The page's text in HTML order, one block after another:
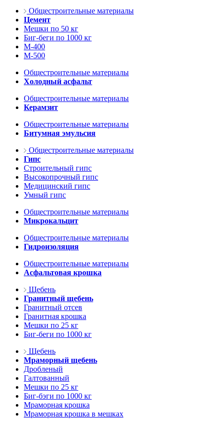
Общестроительные материалы
Цемент
Мешки по 50 кг
Биг-беги по 1000 кг
М-400
М-500
Общестроительные материалы
Холодный асфальт
Общестроительные материалы
Керамзит
Общестроительные материалы
Битумная эмульсия
Общестроительные материалы
Гипс
Строительный гипс
Высокопрочный гипс
Медицинский гипс
Умный гипс
Общестроительные материалы
Микрокальцит
Общестроительные материалы
Гидроизоляция
Общестроительные материалы
Асфальтовая крошка
Щебень
Гранитный щебень
Гранитный отсев
Гранитная крошка
Мешки по 25 кг
Биг-беги по 1000 кг
Щебень
Мраморный щебень
Дробленый
Галтованный
Мешки по 25 кг
Биг-бэги по 1000 кг
Мраморная крошка
Мраморная крошка в мешках